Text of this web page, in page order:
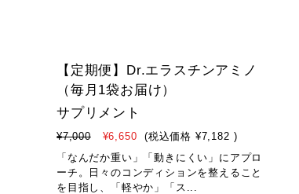
NEW
【定期便】Dr.エラスチンアミノ
（毎月1袋お届け）
サプリメント
¥7,000 ¥6,650 (税込価格 ¥7,182 )
「なんだか重い」「動きにくい」にアプロ
ーチ。日々のコンディションを整えること
を目指し、「軽やか」「ス...